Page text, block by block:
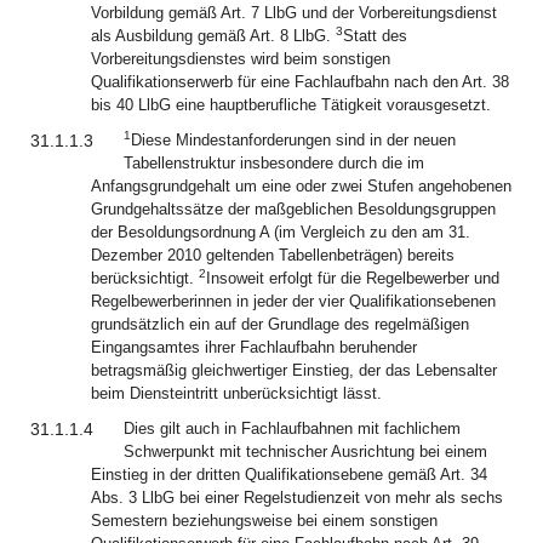
Vorbildung gemäß Art. 7 LlbG und der Vorbereitungsdienst
als Ausbildung gemäß Art. 8 LlbG. 3Statt des
Vorbereitungsdienstes wird beim sonstigen
Qualifikationserwerb für eine Fachlaufbahn nach den Art. 38
bis 40 LlbG eine hauptberufliche Tätigkeit vorausgesetzt.
31.1.1.3 1 Diese Mindestanforderungen sind in der neuen
Tabellenstruktur insbesondere durch die im
Anfangsgrundgehalt um eine oder zwei Stufen angehobenen
Grundgehaltssätze der maßgeblichen Besoldungsgruppen
der Besoldungsordnung A (im Vergleich zu den am 31.
Dezember 2010 geltenden Tabellenbeträgen) bereits
berücksichtigt. 2 Insoweit erfolgt für die Regelbewerber und
Regelbewerberinnen in jeder der vier Qualifikationsebenen
grundsätzlich ein auf der Grundlage des regelmäßigen
Eingangsamtes ihrer Fachlaufbahn beruhender
betragsmäßig gleichwertiger Einstieg, der das Lebensalter
beim Diensteintritt unberücksichtigt lässt.
31.1.1.4
Dies gilt auch in Fachlaufbahnen mit fachlichem
Schwerpunkt mit technischer Ausrichtung bei einem
Einstieg in der dritten Qualifikationsebene gemäß Art. 34
Abs. 3 LlbG bei einer Regelstudienzeit von mehr als sechs
Semestern beziehungsweise bei einem sonstigen